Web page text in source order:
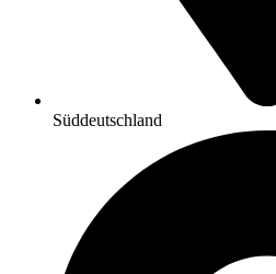
Süddeutschland